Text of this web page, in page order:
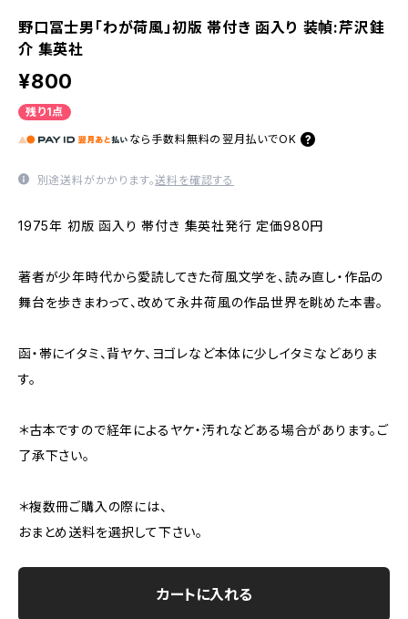
野口冨士男「わが荷風」初版 帯付き 函入り 装幀:芹沢銈
介 集英社
¥800
残り1点
なら 手数料無料の 翌月払いでOK
別途送料がかかります。送料を確認する
1975年 初版 函入り 帯付き 集英社発行 定価980円
著者が少年時代から愛読してきた荷風文学を、読み直し・作品の
舞台を歩きまわって、改めて永井荷風の作品世界を眺めた本書。
函・帯にイタミ、背ヤケ、ヨゴレなど本体に少しイタミなどありま
す。
＊古本ですので経年によるヤケ・汚れなどある場合があります。ご
了承下さい。
＊複数冊ご購入の際には、
おまとめ送料を選択して下さい。
カートに入れる